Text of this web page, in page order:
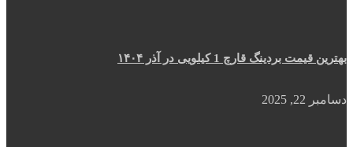
بهترین قیمت بردینگ قارچ 1 کیلویی در آذر ۱۴۰۴
دسامبر 22, 2025